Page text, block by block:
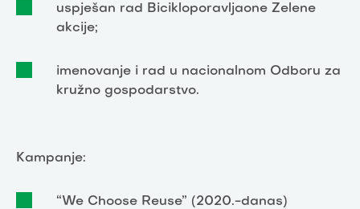
uspješan rad Bicikloporavljaone Zelene
akcije;
imenovanje i rad u nacionalnom Odboru za
kružno gospodarstvo.
Kampanje:
“We Choose Reuse” (2020.-danas)